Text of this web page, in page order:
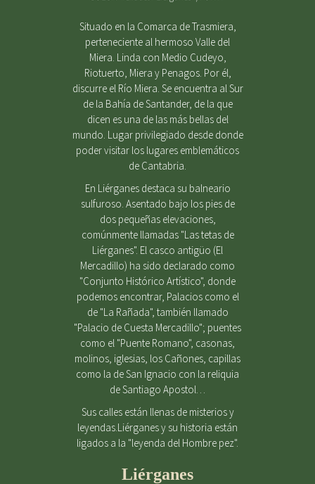
Situado en la Comarca de Trasmiera,
perteneciente al hermoso Valle del
Miera. Linda con Medio Cudeyo,
Riotuerto, Miera y Penagos. Por él,
discurre el Río Miera. Se encuentra al Sur
de la Bahía de Santander, de la que
dicen es una de las más bellas del
mundo. Lugar privilegiado desde donde
poder visitar los lugares emblemáticos
de Cantabria.
En Liérganes destaca su balneario
sulfuroso. Asentado bajo los pies de
dos pequeñas elevaciones,
comúnmente llamadas "Las tetas de
Liérganes". El casco antigüo (El
Mercadillo) ha sido declarado como
"Conjunto Histórico Artístico", donde
podemos encontrar, Palacios como el
de "La Rañada", también llamado
"Palacio de Cuesta Mercadillo"; puentes
como el "Puente Romano", casonas,
molinos, iglesias, los Cañones, capillas
como la de San Ignacio con la reliquia
de Santiago Apostol…
Sus calles están llenas de misterios y
leyendas.Liérganes y su historia están
ligados a la "leyenda del Hombre pez".
Liérganes